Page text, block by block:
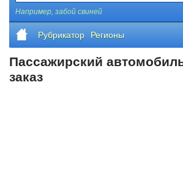
Например, забой свиней
Рубрикатор Регионы
Пассажирский
заказ